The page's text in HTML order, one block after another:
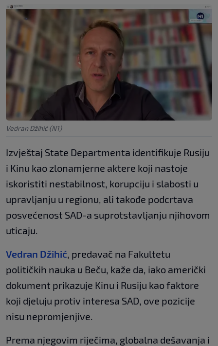
Vedran Džihić (N1)
Izvještaj State Departmenta identifikuje Rusiju
i Kinu kao zlonamjerne aktere koji nastoje
iskoristiti nestabilnost, korupciju i slabosti u
upravljanju u regionu, ali takođe podcrtava
posvećenost SAD-a suprotstavljanju njihovom
uticaju.
Vedran Džihić, predavač na Fakultetu
političkih nauka u Beču, kaže da, iako američki
dokument prikazuje Kinu i Rusiju kao faktore
koji djeluju protiv interesa SAD, ove pozicije
nisu nepromjenjive.
Prema njegovim riječima, globalna dešavanja i